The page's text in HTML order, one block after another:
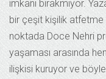
imkanı bırakmıyor.
bir çeşit kişilik atfetme
noktada Doce Nehri
yaşaması arasında
ilişkisi kuruyor ve